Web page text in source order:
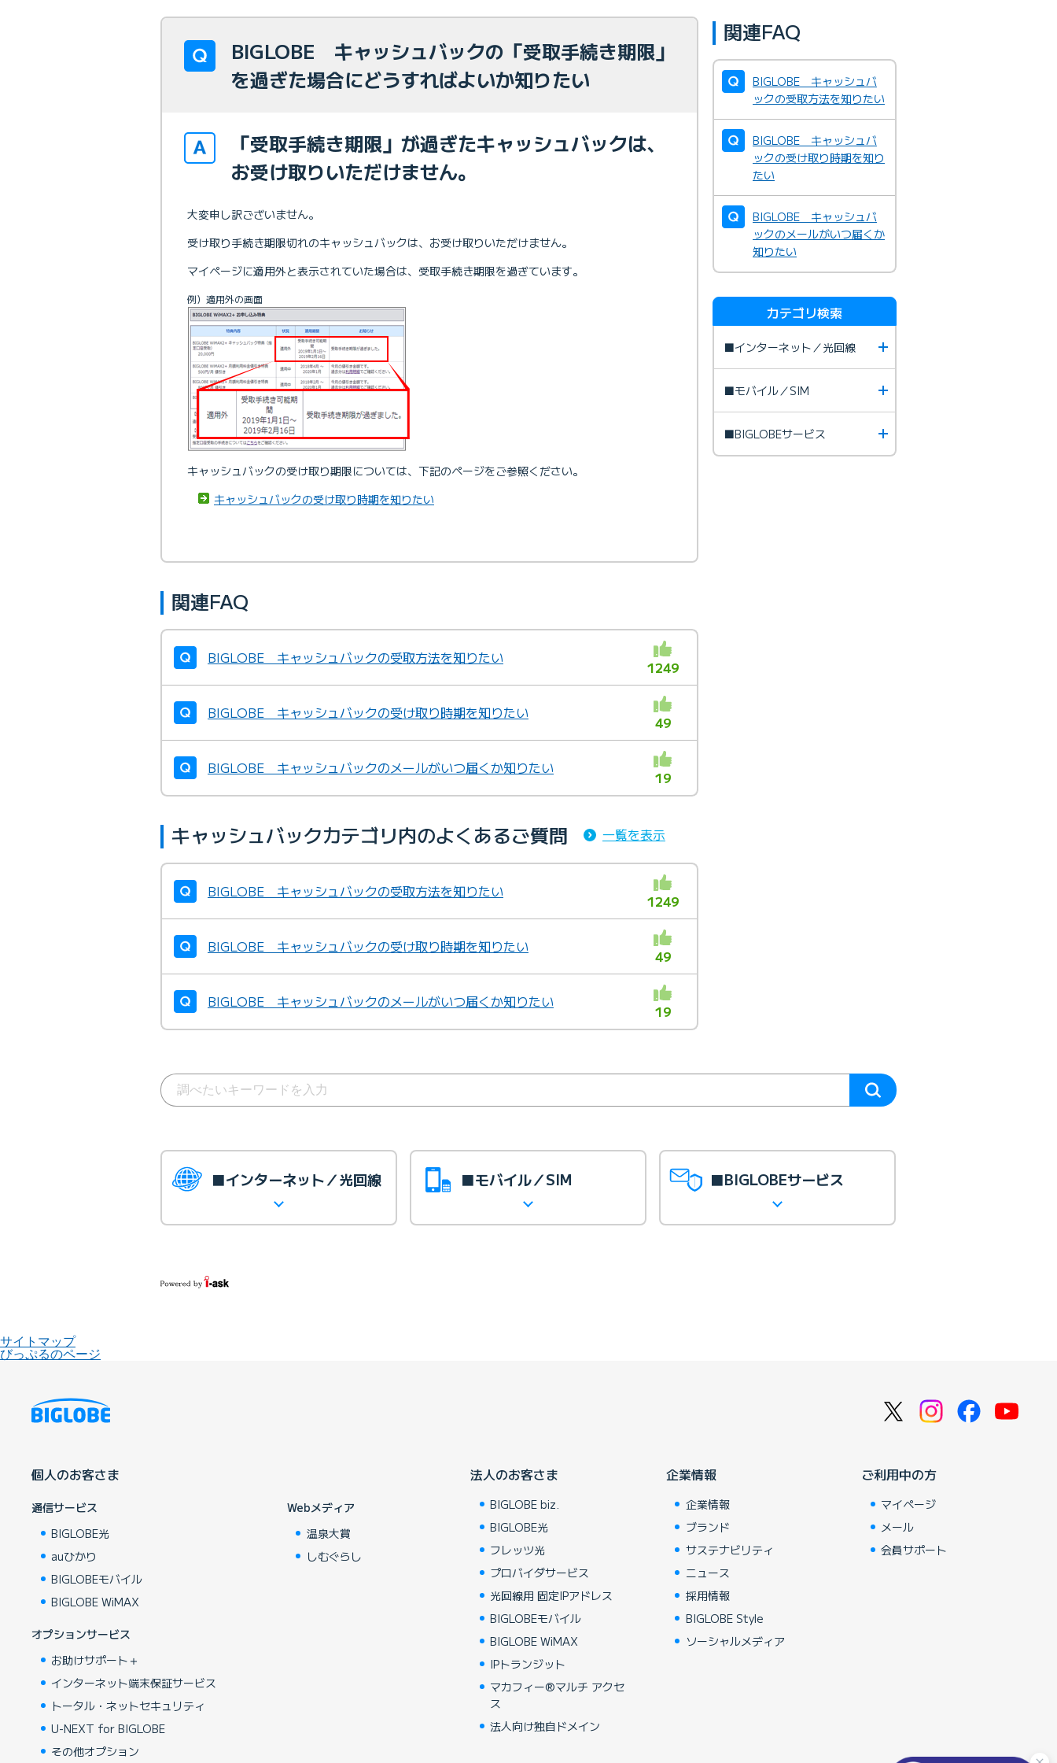
BIGLOBE キャッシュバックの「受取手続き期限」
を過ぎた場合にどうすればよいか知りたい
「受取手続き期限」が過ぎたキャッシュバックは、
お受け取りいただけません。
大変申し訳ございません。
受け取り手続き期限切れのキャッシュバックは、お受け取りいただけません。
マイページに適用外と表示されていた場合は、受取手続き期限を過ぎています。
例）適用外の画面
キャッシュバックの受け取り期限については、下記のページをご参照ください。
キャッシュバックの受け取り時期を知りたい
関連FAQ
BIGLOBE キャッシュバックの受取方法を知りたい
1249
BIGLOBE キャッシュバックの受け取り時期を知りたい
49
BIGLOBE キャッシュバックのメールがいつ届くか知りたい
19
キャッシュバックカテゴリ内のよくあるご質問 一覧を表示
BIGLOBE キャッシュバックの受取方法を知りたい
1249
BIGLOBE キャッシュバックの受け取り時期を知りたい
49
BIGLOBE キャッシュバックのメールがいつ届くか知りたい
19
関連FAQ
BIGLOBE キャッシュバ
ックの受取方法を知りたい
BIGLOBE キャッシュバ
ックの受け取り時期を知り
たい
BIGLOBE キャッシュバ
ックのメールがいつ届くか
知りたい
カテゴリ検索
■インターネット／光回線
■モバイル／SIM
■BIGLOBEサービス
■インターネット／光回線 ■モバイル／SIM ■BIGLOBEサービス
サイトマップ
びっぷるのページ
個人のお客さま
通信サービス
BIGLOBE光
auひかり
BIGLOBEモバイル
BIGLOBE WiMAX
オプションサービス
お助けサポート＋
インターネット端末保証サービス
トータル・ネットセキュリティ
U-NEXT for BIGLOBE
その他オプション
Webメディア
温泉大賞
しむぐらし
法人のお客さま
BIGLOBE biz.
BIGLOBE光
フレッツ光
プロバイダサービス
光回線用 固定IPアドレス
BIGLOBEモバイル
BIGLOBE WiMAX
IPトランジット
マカフィー®マルチ アクセ
ス
法人向け独自ドメイン
企業情報
企業情報
ブランド
サステナビリティ
ニュース
採用情報
BIGLOBE Style
ソーシャルメディア
ご利用中の方
マイページ
メール
会員サポート